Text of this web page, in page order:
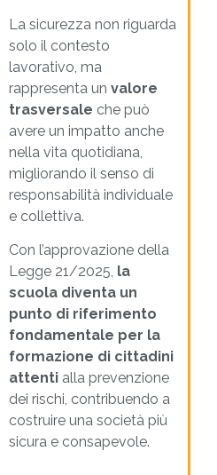
La sicurezza non riguarda
solo il contesto
lavorativo, ma
rappresenta un valore
trasversale che può
avere un impatto anche
nella vita quotidiana,
migliorando il senso di
responsabilità individuale
e collettiva.
Con l’approvazione della
Legge 21/2025, la
scuola diventa un
punto di riferimento
fondamentale per la
formazione di cittadini
attenti alla prevenzione
dei rischi, contribuendo a
costruire una società più
sicura e consapevole.